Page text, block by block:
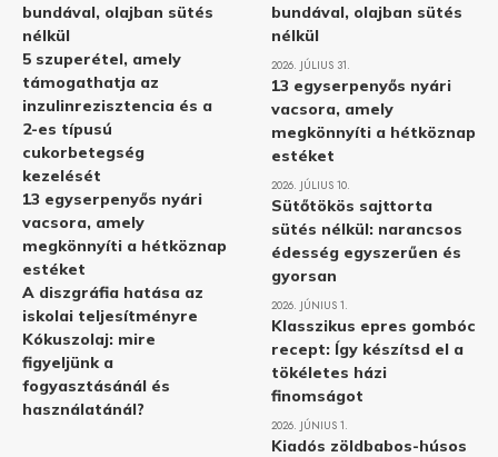
bundával, olajban sütés
nélkül
5 szuperétel, amely
támogathatja az
inzulinrezisztencia és a
2-es típusú
cukorbetegség
kezelését
13 egyserpenyős nyári
vacsora, amely
megkönnyíti a hétköznap
estéket
A diszgráfia hatása az
iskolai teljesítményre
Kókuszolaj: mire
figyeljünk a
fogyasztásánál és
használatánál?
bundával, olajban sütés
nélkül
2026. JÚLIUS 31.
13 egyserpenyős nyári
vacsora, amely
megkönnyíti a hétköznap
estéket
2026. JÚLIUS 10.
Sütőtökös sajttorta
sütés nélkül: narancsos
édesség egyszerűen és
gyorsan
2026. JÚNIUS 1.
Klasszikus epres gombóc
recept: Így készítsd el a
tökéletes házi
finomságot
2026. JÚNIUS 1.
Kiadós zöldbabos-húsos